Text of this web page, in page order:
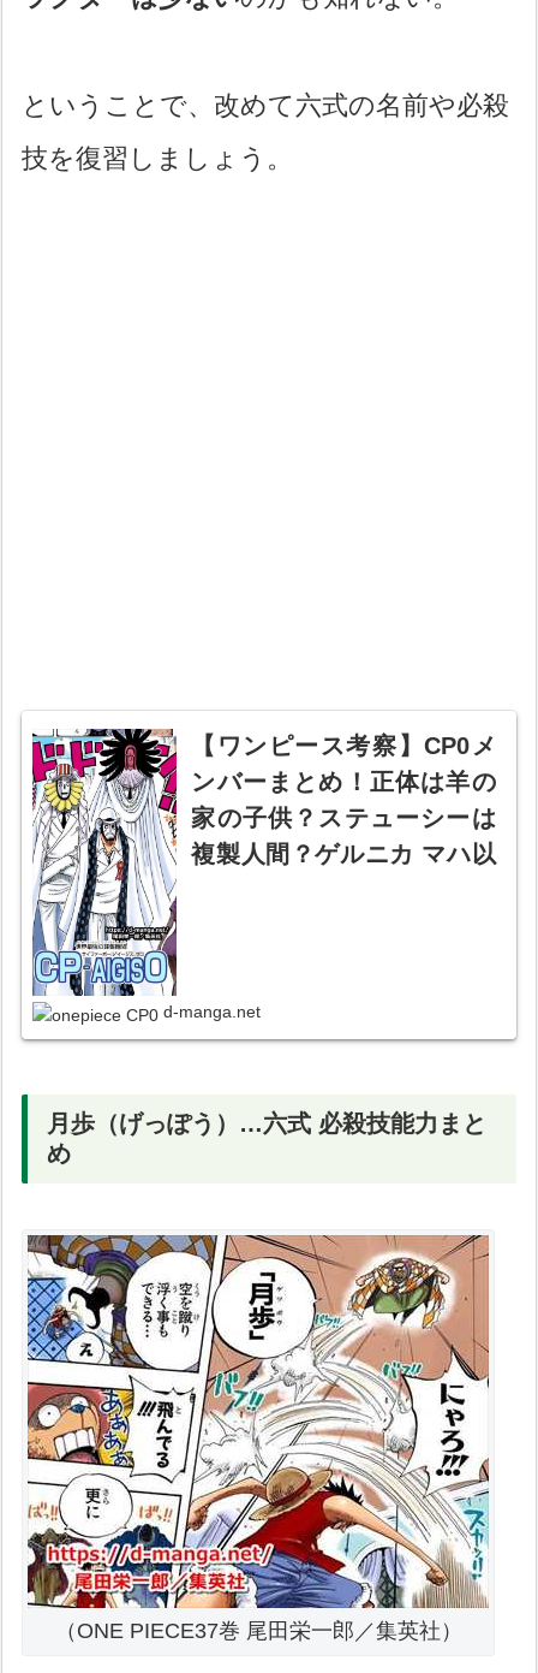
ということで、改めて六式の名前や必殺
技を復習しましょう。
【ワンピース考察】CP0メ
ンバーまとめ！正体は羊の
家の子供？ステューシーは
複製人間？ゲルニカ マハ以
d-manga.net
月歩（げっぽう）…六式 必殺技能力まと
め
（ONE PIECE37巻 尾田栄一郎／集英社）